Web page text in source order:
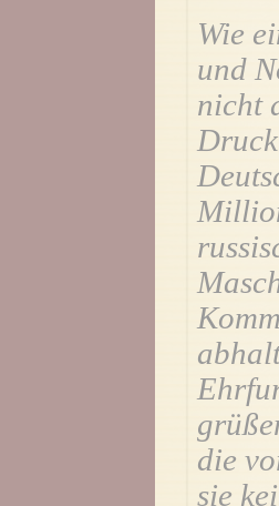
Wie
und
nicht
die
sie